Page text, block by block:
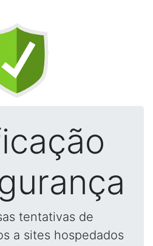
tentativas de
a sites hospedados